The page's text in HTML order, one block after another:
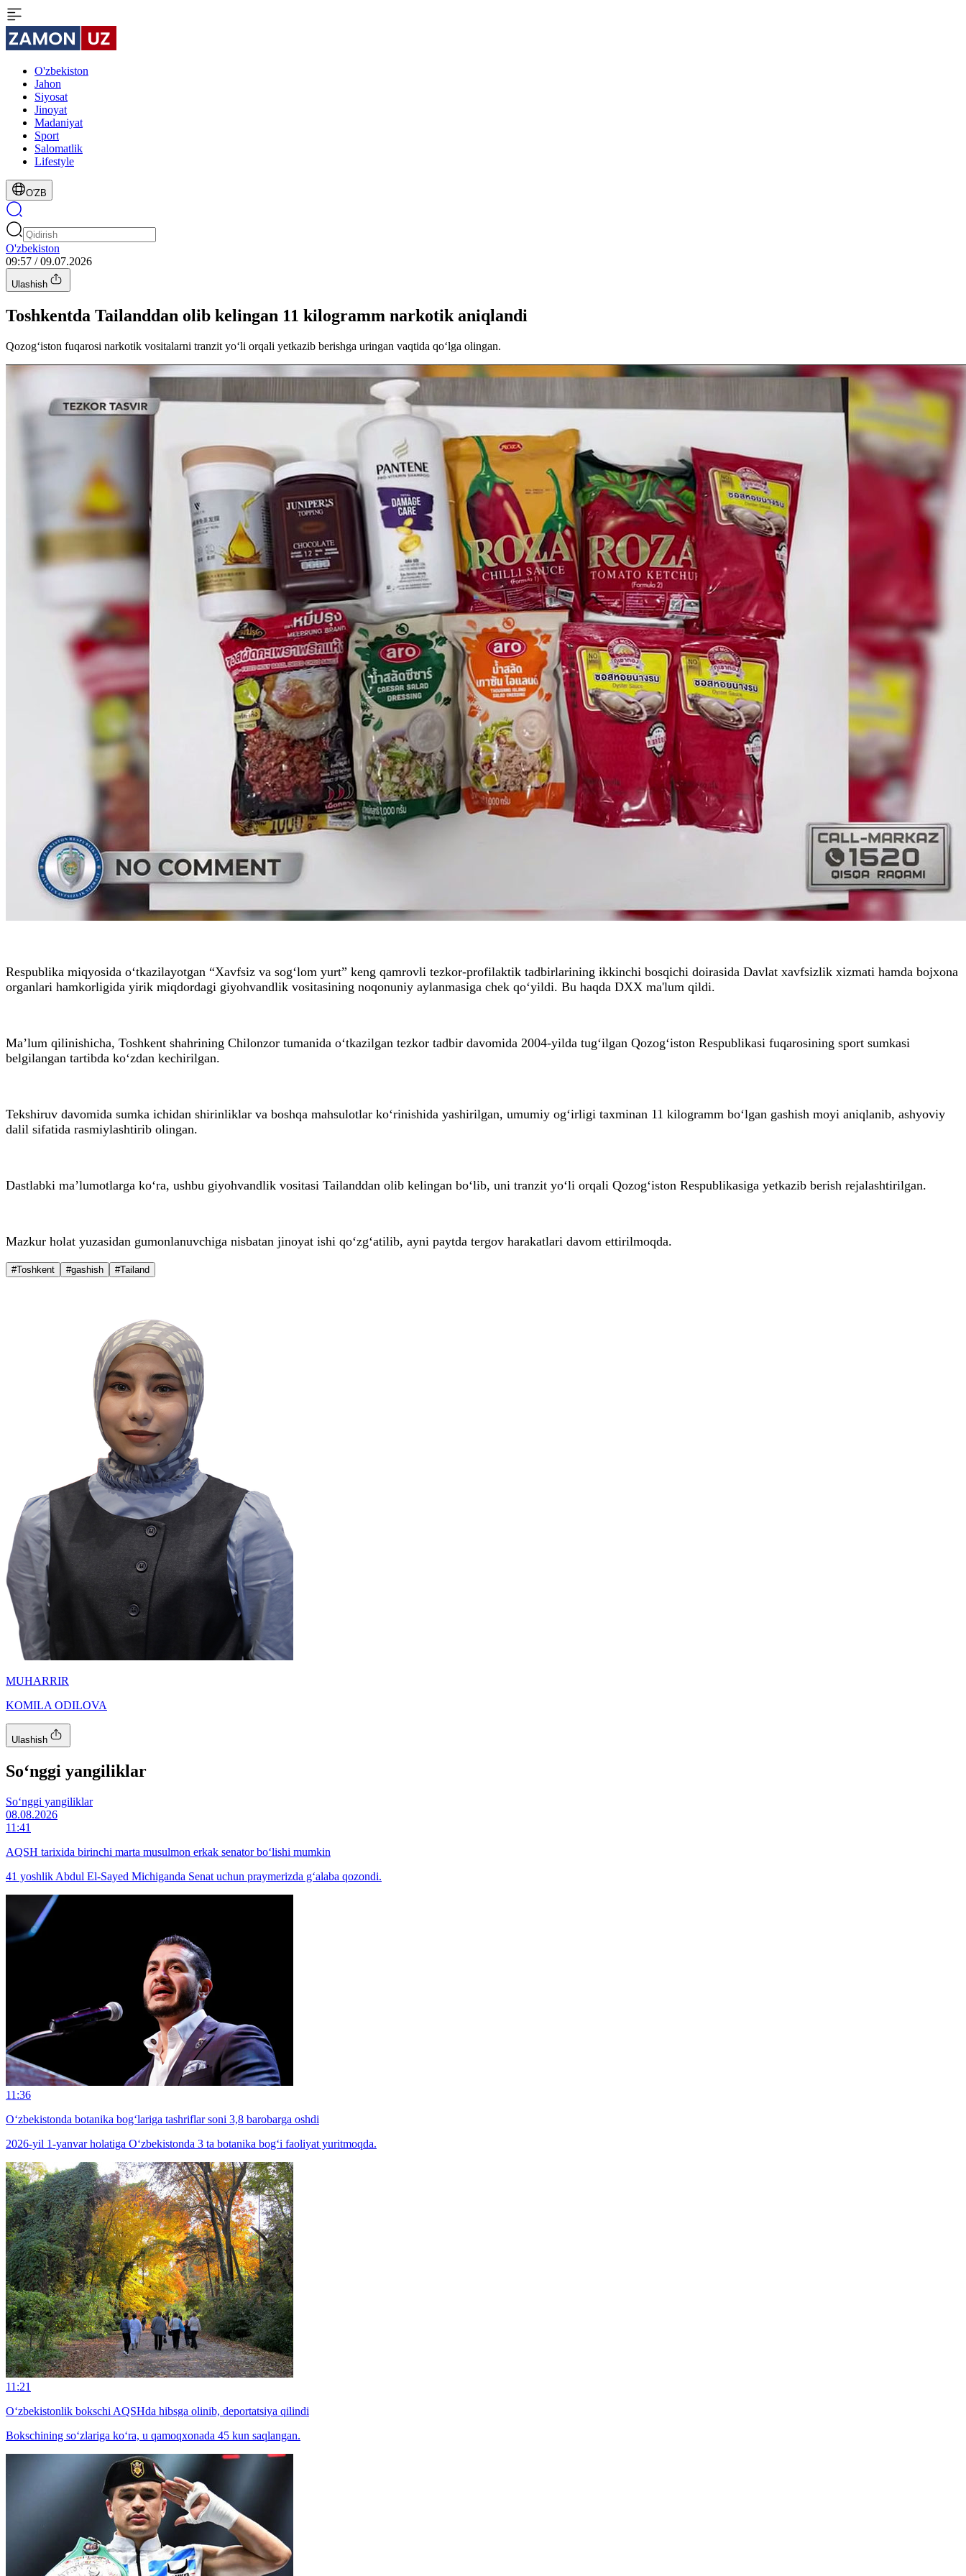
O'zbekiston
Jahon
Siyosat
Jinoyat
Madaniyat
Sport
Salomatlik
Lifestyle
O'ZB
O'zbekiston
09:57 / 09.07.2026
Ulashish
Toshkentda Tailanddan olib kelingan 11 kilogramm narkotik aniqlandi
Qozog‘iston fuqarosi narkotik vositalarni tranzit yo‘li orqali yetkazib berishga uringan vaqtida qo‘lga olingan.
Respublika miqyosida o‘tkazilayotgan “Xavfsiz va sog‘lom yurt” keng qamrovli tezkor-profilaktik tadbirlarining ikkinchi bosqichi doirasida Davlat xavfsizlik xizmati hamda bojxona
organlari hamkorligida yirik miqdordagi giyohvandlik vositasining noqonuniy aylanmasiga chek qo‘yildi. Bu haqda DXX ma'lum qildi.
Ma’lum qilinishicha, Toshkent shahrining Chilonzor tumanida o‘tkazilgan tezkor tadbir davomida 2004-yilda tug‘ilgan Qozog‘iston Respublikasi fuqarosining sport sumkasi
belgilangan tartibda ko‘zdan kechirilgan.
Tekshiruv davomida sumka ichidan shirinliklar va boshqa mahsulotlar ko‘rinishida yashirilgan, umumiy og‘irligi taxminan 11 kilogramm bo‘lgan gashish moyi aniqlanib, ashyoviy
dalil sifatida rasmiylashtirib olingan.
Dastlabki ma’lumotlarga ko‘ra, ushbu giyohvandlik vositasi Tailanddan olib kelingan bo‘lib, uni tranzit yo‘li orqali Qozog‘iston Respublikasiga yetkazib berish rejalashtirilgan.
Mazkur holat yuzasidan gumonlanuvchiga nisbatan jinoyat ishi qo‘zg‘atilib, ayni paytda tergov harakatlari davom ettirilmoqda.
#Toshkent #gashish #Tailand
MUHARRIR
KOMILA ODILOVA
Ulashish
So‘nggi yangiliklar
So‘nggi yangiliklar
08.08.2026
11:41
AQSH tarixida birinchi marta musulmon erkak senator bo‘lishi mumkin
41 yoshlik Abdul El-Sayed Michiganda Senat uchun praymerizda g‘alaba qozondi.
11:36
O‘zbekistonda botanika bog‘lariga tashriflar soni 3,8 barobarga oshdi
2026-yil 1-yanvar holatiga O‘zbekistonda 3 ta botanika bog‘i faoliyat yuritmoqda.
11:21
O‘zbekistonlik bokschi AQSHda hibsga olinib, deportatsiya qilindi
Bokschining so‘zlariga ko‘ra, u qamoqxonada 45 kun saqlangan.